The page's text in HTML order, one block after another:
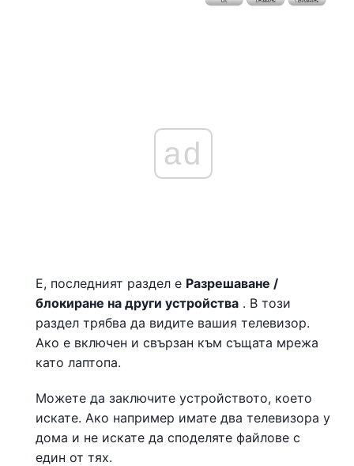
ad
Е, последният раздел е Разрешаване /
блокиране на други устройства . В този
раздел трябва да видите вашия телевизор.
Ако е включен и свързан към същата мрежа
като лаптопа.
Можете да заключите устройството, което
искате. Ако например имате два телевизора у
дома и не искате да споделяте файлове с
един от тях.